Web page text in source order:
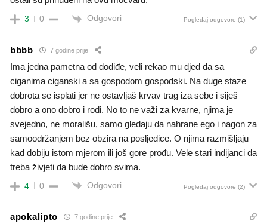
3 0 Odgovori Pogledaj odgovore (1)
bbbb 7 godine prije
Ima jedna pametna od dodiđe, veli rekao mu djed da sa
ciganima ciganski a sa gospodom gospodski. Na duge staze
dobrota se isplati jer ne ostavljaš krvav trag iza sebe i siješ
dobro a ono dobro i rodi. No to ne važi za kvarne, njima je
svejedno, ne morališu, samo gledaju da nahrane ego i nagon za
samoodržanjem bez obzira na posljedice. O njima razmišljaju
kad dobiju istom mjerom ili još gore prođu. Vele stari indijanci da
treba živjeti da bude dobro svima.
4 0 Odgovori Pogledaj odgovore (2)
apokalipto 7 godine prije